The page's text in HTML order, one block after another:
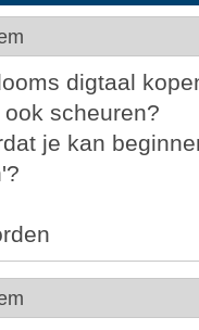
digtaal
scheuren?
je kan